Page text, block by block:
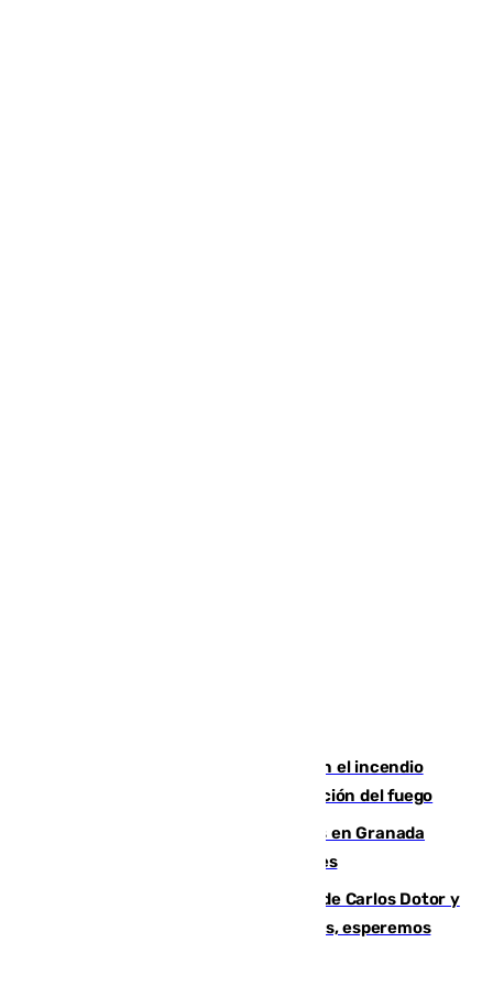
Activado el nivel 2 de emergencia en el incendio
forestal de Niebla por la compleja evolución del fuego
Controlado un incendio de rastrojos en Granada
junto a la autovía y al Callejón de Nogales
Juanfran Funes, sobre las lesiones de Carlos Dotor y
Fernando Calero: “Estamos preocupados, esperemos